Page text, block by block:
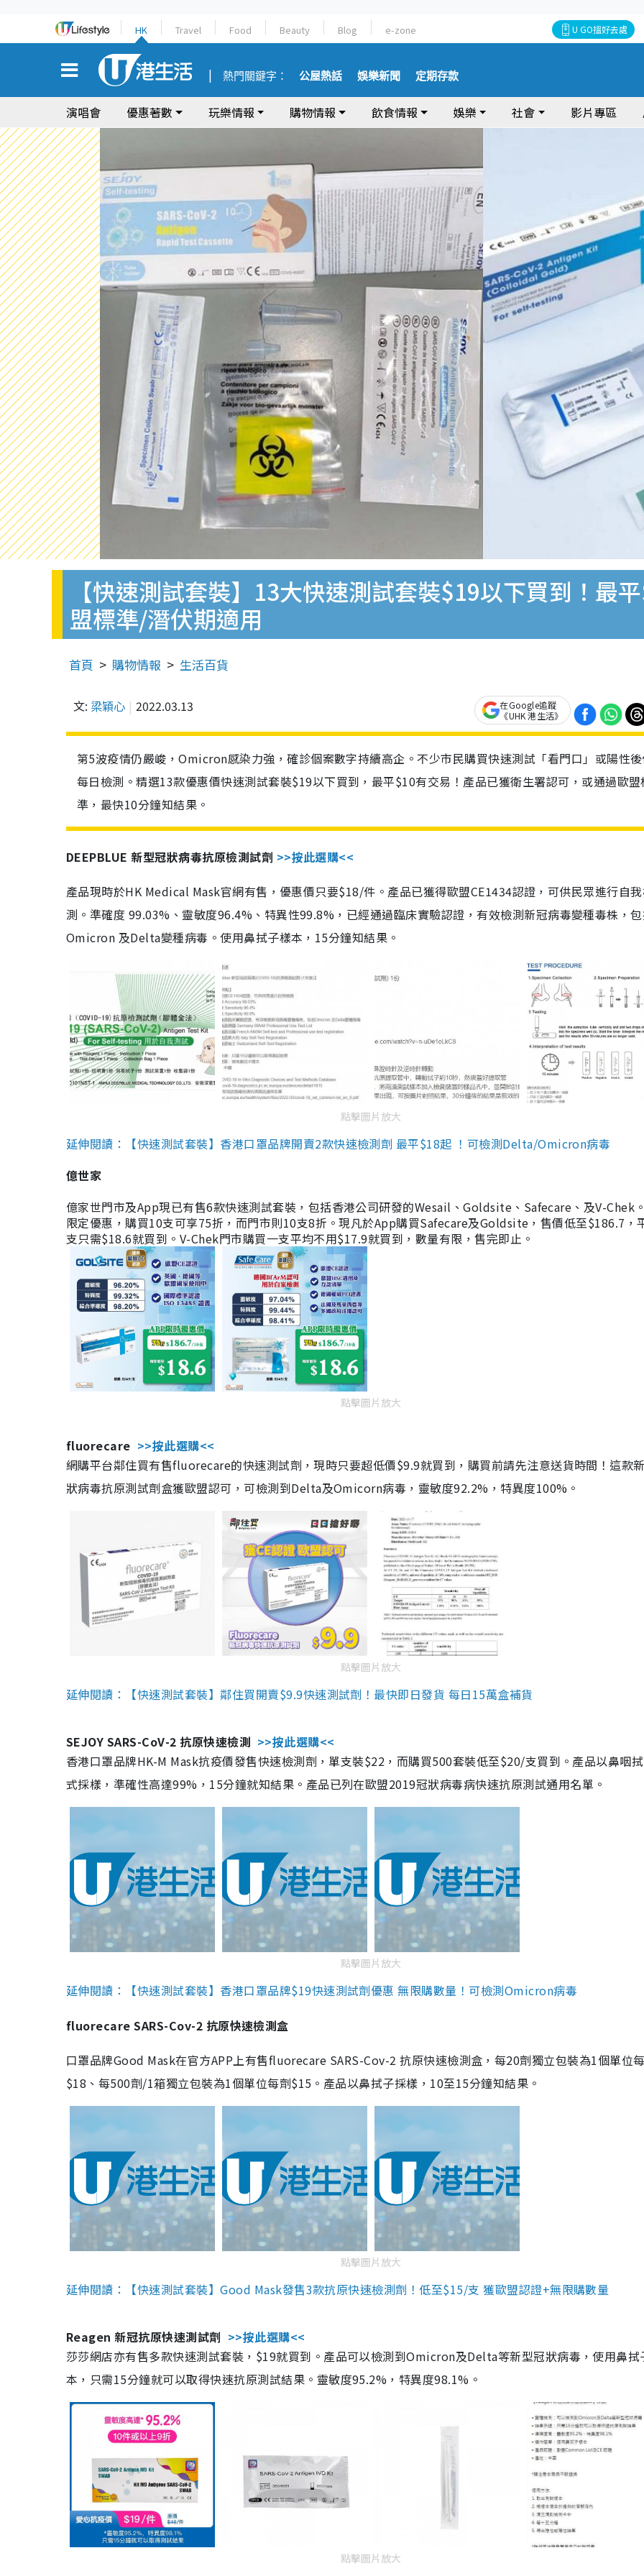
HK Travel Food Beauty Blog e-zone U GO搵好去處
熱門關鍵字： 公屋熱話 娛樂新聞 定期存款
演唱會 優惠著數 玩樂情報 購物情報 飲食情報 娛樂 社會 影片專區
【快速測試套裝】13大快速測試套裝$19以下買到！最
盟標準/潛伏期適用
首頁 購物情報 生活百貨
文: 梁穎心 2022.03.13
在Google追蹤
《UHK 港生活》
第5波疫情仍嚴峻，Omicron感染力強，確診個案數字持續高企。不少市民購買快速測試「看門口」或陽性
每日檢測。精選13款優惠價快速測試套裝$19以下買到，最平$10有交易！產品已獲衛生署認可，或通過歐盟
準，最快10分鐘知結果。
DEEPBLUE 新型冠狀病毒抗原檢測試劑 >>按此選購<<
產品現時於HK Medical Mask官網有售，優惠價只要$18/件。產品已獲得歐盟CE1434認證，可供民眾進行自
測。準確度 99.03%、靈敏度96.4%、特異性99.8%，已經通過臨床實驗認證，有效檢測新冠病毒變種毒株，
Omicron 及Delta變種病毒。使用鼻拭子樣本，15分鐘知結果。
點擊圖片放大
延伸閱讀：【快速測試套裝】香港口罩品牌開賣2款快速檢測劑 最平$18起 ！可檢測Delta/Omicron病毒
億世家
億家世門市及App現已有售6款快速測試套裝，包括香港公司研發的Wesail、Goldsite、Safecare、及V-Chek
限定優惠，購買10支可享75折，而門市則10支8折。現凡於App購買Safecare及Goldsite，售價低至$186.7，
支只需$18.6就買到。V-Chek門市購買一支平均不用$17.9就買到，數量有限，售完即止。
點擊圖片放大
fluorecare >>按此選購<<
網購平台鄰住買有售fluorecare的快速測試劑，現時只要超低價$9.9就買到，購買前請先注意送貨時間！這款
狀病毒抗原測試劑盒獲歐盟認可，可檢測到Delta及Omicorn病毒，靈敏度92.2%，特異度100%。
點擊圖片放大
延伸閱讀：【快速測試套裝】鄰住買開賣$9.9快速測試劑！最快即日發貨 每日15萬盒補貨
SEJOY SARS-CoV-2 抗原快速檢測 >>按此選購<<
香港口罩品牌HK-M Mask抗疫價發售快速檢測劑，單支裝$22，而購買500套裝低至$20/支買到。產品以鼻咽
式採樣，準確性高達99%，15分鐘就知結果。產品已列在歐盟2019冠狀病毒病快速抗原測試通用名單。
點擊圖片放大
延伸閱讀：【快速測試套裝】香港口罩品牌$19快速測試劑優惠 無限購數量！可檢測Omicron病毒
fluorecare SARS-Cov-2 抗原快速檢測盒
口罩品牌Good Mask在官方APP上有售fluorecare SARS-Cov-2 抗原快速檢測盒，每20劑獨立包裝為1個單位
$18、每500劑/1箱獨立包裝為1個單位每劑$15。產品以鼻拭子採樣，10至15分鐘知結果。
點擊圖片放大
延伸閱讀：【快速測試套裝】Good Mask發售3款抗原快速檢測劑！低至$15/支 獲歐盟認證+無限購數量
Reagen 新冠抗原快速測試劑 >>按此選購<<
莎莎網店亦有售多款快速測試套裝，$19就買到。產品可以檢測到Omicron及Delta等新型冠狀病毒，使用鼻拭
本，只需15分鐘就可以取得快速抗原測試結果。靈敏度95.2%，特異度98.1%。
點擊圖片放大